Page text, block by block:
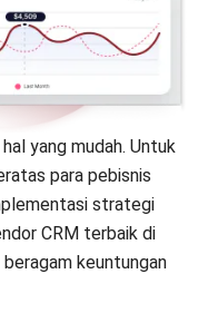
Loyalty